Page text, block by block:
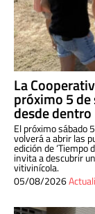
La
próximo 5
desde dentro
El próximo sábado
volverá a abrir las
edición de ‘Tiempo
invita a descubrir
vitivinícola.
05/08/2026